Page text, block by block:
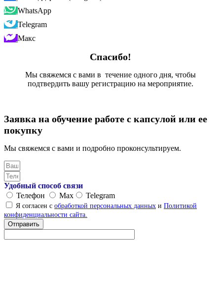
WhatsApp
Telegram
Макс
Спасибо!
Мы свяжемся с вами в течение одного дня, чтобы
подтвердить вашу регистрацию на мероприятие.
Заявка на обучение работе с капсулой или ее
покупку
Мы свяжемся с вами и подробно проконсультируем.
Удобный способ связи
Телефон
Max Telegram
Я согласен с обработкой персональных данных и Политикой
конфиденциальности сайта.
Отправить